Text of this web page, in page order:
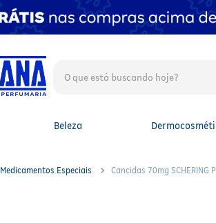
Beleza
Medicamentos Especiais Cancidas 70mg SCHERING
TERMOS MAIS BUSCADOS
1º
fralda
lenço umedecido